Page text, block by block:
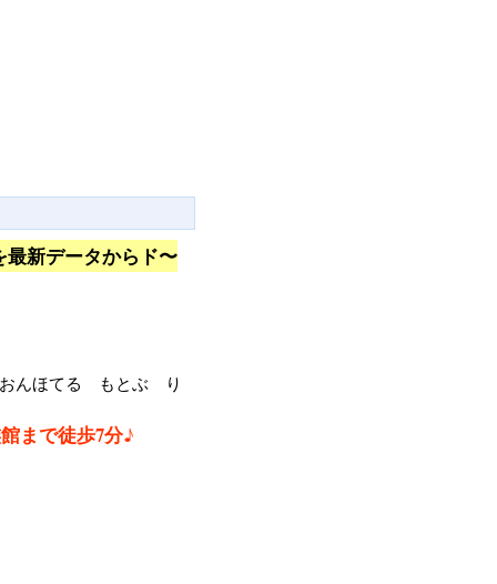
新データからド〜
おんほてる もとぶ り
まで徒歩7分♪